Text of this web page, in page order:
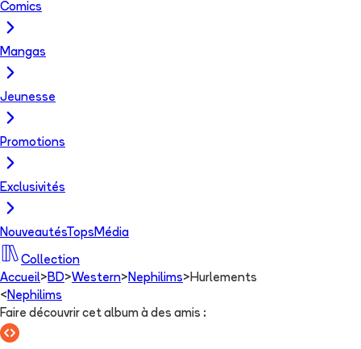
Comics
Mangas
Jeunesse
Promotions
Exclusivités
NouveautésTops Média
Collection
Accueil> BD>Western> Nephilims> Hurlements
< Nephilims
Faire découvrir cet album à des amis :